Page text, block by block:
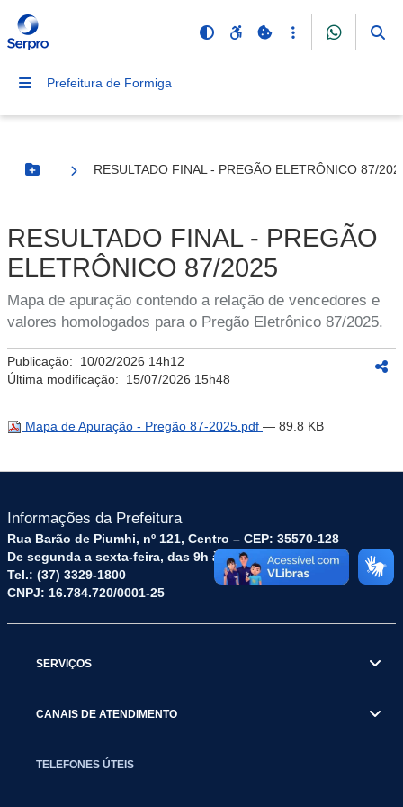
Prefeitura de Formiga
Botão Menu
RESULTADO FINAL - PREGÃO ELETRÔNICO 87/
RESULTADO FINAL - PREGÃO
ELETRÔNICO 87/2025
Mapa de apuração contendo a relação de vencedores e
valores homologados para o Pregão Eletrônico 87/2025.
Publicação: 10/02/2026 14h12
Última modificação: 15/07/2026 15h48
Mapa de Apuração - Pregão 87-2025.pdf — 89.8 KB
Informações da Prefeitura
Rua Barão de Piumhi, nº 121, Centro – CEP: 35570-128
De segunda a sexta-feira, das 9h às 16h
Tel.: (37) 3329-1800
CNPJ: 16.784.720/0001-25
SERVIÇOS
CANAIS DE ATENDIMENTO
TELEFONES ÚTEIS